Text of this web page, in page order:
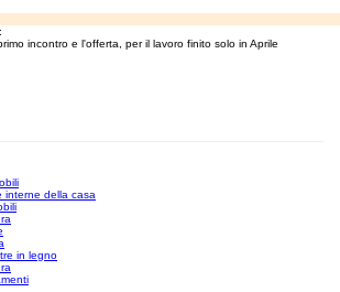
:
incontro e l'offerta, per il lavoro finito solo in Aprile
interne della casa
in legno